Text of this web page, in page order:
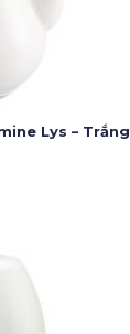
Lys – Trắng